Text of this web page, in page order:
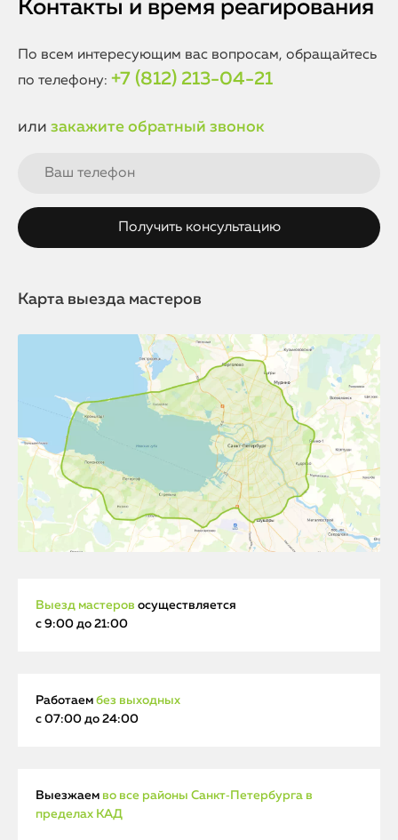
Контакты и время реагирования
По всем интересующим вас вопросам, обращайтесь
по телефону: +7 (812) 213-04-21
или закажите обратный звонок
Карта выезда мастеров
Выезд мастеров осуществляется
с 9:00 до 21:00
Работаем без выходных
с 07:00 до 24:00
Выезжаем во все районы Санкт‑Петербурга в
пределах КАД